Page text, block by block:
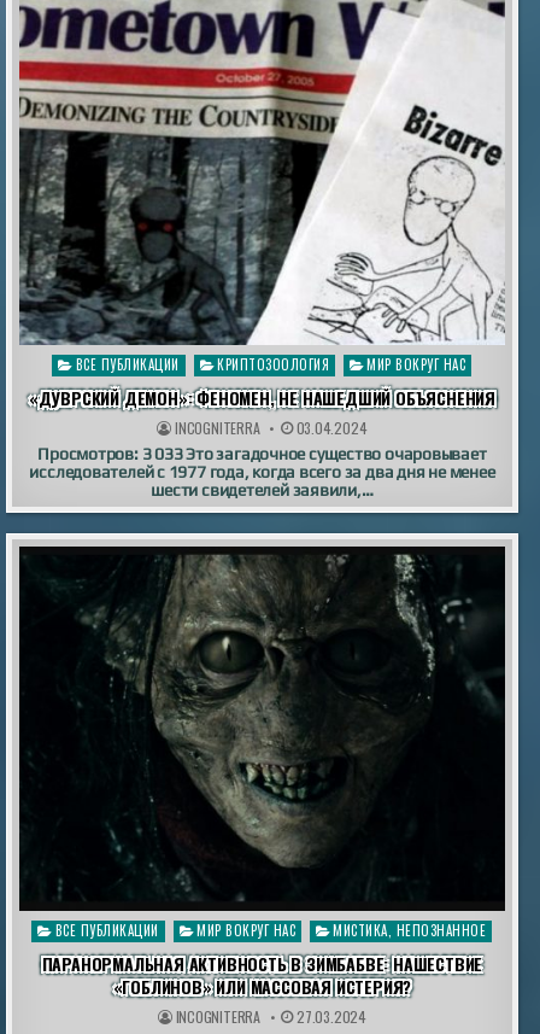
Опубликовано
в
ВСЕ ПУБЛИКАЦИИ КРИПТОЗООЛОГИЯ МИР ВОКРУГ НАС
«ДУВРСКИЙ ДЕМОН»: ФЕНОМЕН, НЕ НАШЕДШИЙ ОБЪЯСНЕНИЯ
INCOGNITERRA 03.04.2024
Просмотров: 3 033 Это загадочное существо очаровывает
исследователей с 1977 года, когда всего за два дня не менее
шести свидетелей заявили,…
Опубликовано
в
ВСЕ ПУБЛИКАЦИИ МИР ВОКРУГ НАС МИСТИКА, НЕПОЗНАННОЕ
ПАРАНОРМАЛЬНАЯ АКТИВНОСТЬ В ЗИМБАБВЕ: НАШЕСТВИЕ
«ГОБЛИНОВ» ИЛИ МАССОВАЯ ИСТЕРИЯ?
INCOGNITERRA 27.03.2024